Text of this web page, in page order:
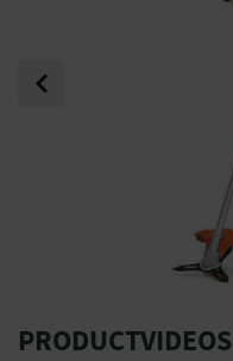
Previous
PRODUCTVIDEOS